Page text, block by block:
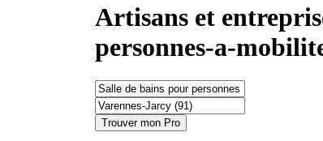
Artisans et
personnes-a-
Trouver mon Pro